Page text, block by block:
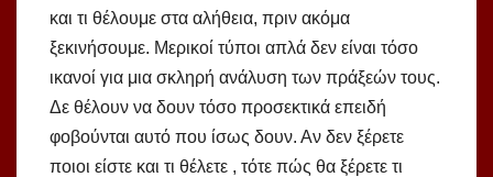
και τι θέλουμε στα αλήθεια, πριν ακόμα
ξεκινήσουμε. Μερικοί τύποι απλά δεν είναι τόσο
ικανοί για μια σκληρή ανάλυση των πράξεών τους.
Δε θέλουν να δουν τόσο προσεκτικά επειδή
φοβούνται αυτό που ίσως δουν. Αν δεν ξέρετε
ποιοι είστε και τι θέλετε , τότε πώς θα ξέρετε τι